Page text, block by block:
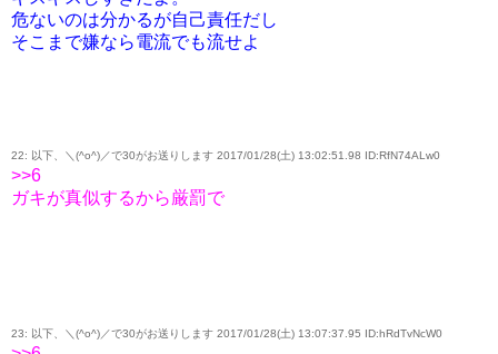
危ないのは分かるが自己責任だし
そこまで嫌なら電流でも流せよ
22: 以下、＼(^o^)／で30がお送りします 2017/01/28(土) 13:02:51.98 ID:RfN74ALw0
>>6
ガキが真似するから厳罰で
23: 以下、＼(^o^)／で30がお送りします 2017/01/28(土) 13:07:37.95 ID:hRdTvNcW0